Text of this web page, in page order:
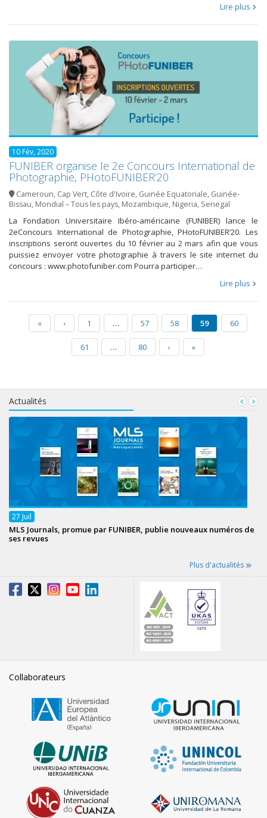
Lire plus
10 Fév, 2020
FUNIBER organise le 2e Concours International de
Photographie, PHotoFUNIBER’20
Cameroun, Cap Vert, Côte d'Ivoire, Guinée Equatoriale, Guinée-
Bissau, Mondial – Tous les pays, Mozambique, Nigeria, Senegal
La Fondation Universitaire Ibéro-américaine (FUNIBER) lance le
2eConcours International de Photographie, PHotoFUNIBER’20. Les
inscriptions seront ouvertes du 10 février au 2 mars afin que vous
puissiez envoyer votre photographie à travers le site internet du
concours : www.photofuniber.com Pourra participer…
Lire plus
« ‹ 1 … 57 58 59 60
61 … 80 › »
Actualités
27 Juil
MLS Journals, promue par FUNIBER, publie nouveaux numéros de
ses revues
Plus d'actualités
Collaborateurs